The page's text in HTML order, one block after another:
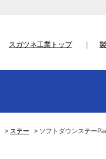
スガツネ工業トップ
> ステー > ソフトダウンステー